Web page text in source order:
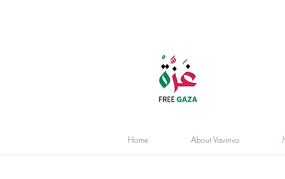
Home About Vavinvo